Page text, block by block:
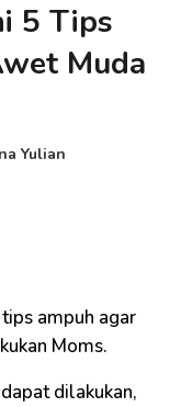
5 Tips
Muda
Yulian
ampuh agar
Moms.
dilakukan,